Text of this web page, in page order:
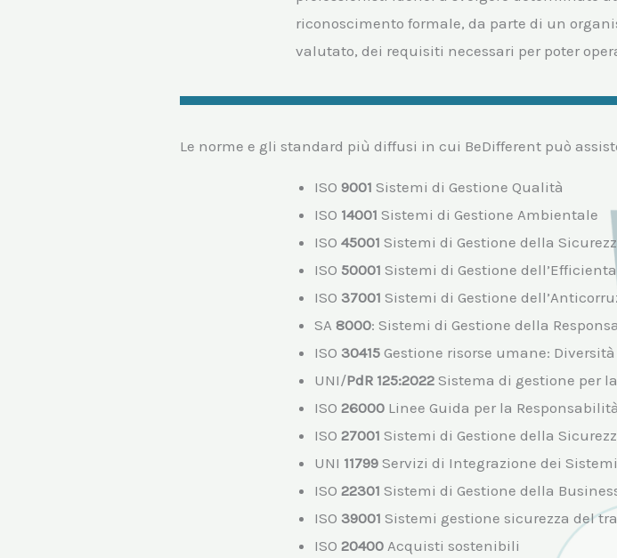
riconoscimento formale, da parte di un
valutato, dei requisiti necessari per poter
Le norme e gli standard più diffusi in cui BeDifferent può
ISO 9001 Sistemi di Gestione Qualità
ISO 14001 Sistemi di Gestione Ambientale
ISO 45001 Sistemi di Gestione della
ISO 50001 Sistemi di Gestione
ISO 37001 Sistemi di Gestione
SA 8000: Sistemi di Gestione della
ISO 30415Gestione risorse umane:
UNI/PdR 125:2022Sistema di gestione per
ISO 26000Linee Guida per la
ISO 27001 Sistemi di Gestione della
UNI 11799Servizi di Integrazione dei
ISO 22301 Sistemi di Gestione della
ISO 39001 Sistemi gestione sicurezza del
ISO 20400Acquisti sostenibili